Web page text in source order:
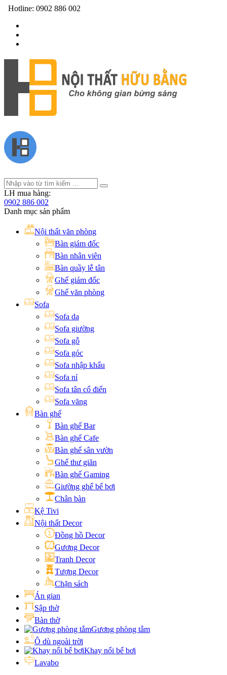
Hotline: 0902 886 002
LH mua hàng:
0902 886 002
Danh mục sản phẩm
Nội thất văn phòng
Bàn giám đốc
Bàn nhân viên
Bàn quầy lễ tân
Ghế giám đốc
Ghế văn phòng
Sofa
Sofa da
Sofa giường
Sofa gỗ
Sofa góc
Sofa nhập khẩu
Sofa nỉ
Sofa tân cổ điển
Sofa văng
Bàn ghế
Bàn ghế Bar
Bàn ghế Cafe
Bàn ghế sân vườn
Ghế thư giãn
Bàn ghế Gaming
Giường ghế bể bơi
Chân bàn
Kệ Tivi
Nội thất Decor
Đồng hồ Decor
Gương Decor
Tranh Decor
Tượng Decor
Chặn sách
Án gian
Sập thờ
Bàn thờ
Gương phòng tắm
Ô dù ngoài trời
Khay nổi bể bơi
Lavabo